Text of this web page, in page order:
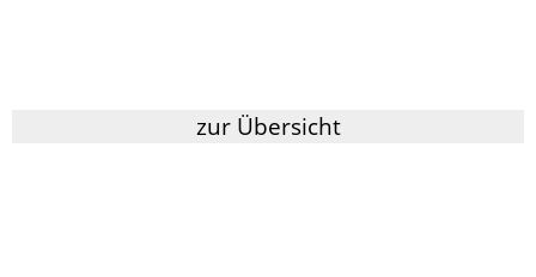
zur Übersicht